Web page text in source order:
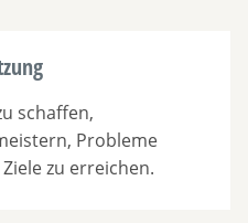
schaffen,
Probleme
zu erreichen.